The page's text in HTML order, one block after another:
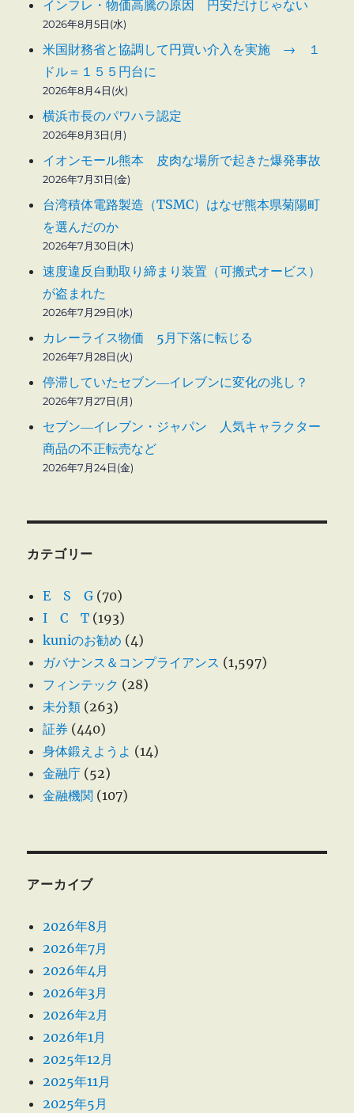
インフレ・物価高騰の原因 円安だけじゃない
2026年8月5日(水)
米国財務省と協調して円買い介入を実施 → １
ドル＝１５５円台に
2026年8月4日(火)
横浜市長のパワハラ認定
2026年8月3日(月)
イオンモール熊本 皮肉な場所で起きた爆発事故
2026年7月31日(金)
台湾積体電路製造（TSMC）はなぜ熊本県菊陽町
を選んだのか
2026年7月30日(木)
速度違反自動取り締まり装置（可搬式オービス）
が盗まれた
2026年7月29日(水)
カレーライス物価 5月下落に転じる
2026年7月28日(火)
停滞していたセブン―イレブンに変化の兆し？
2026年7月27日(月)
セブン―イレブン・ジャパン 人気キャラクター
商品の不正転売など
2026年7月24日(金)
カテゴリー
E S G (70)
I C T (193)
kuniのお勧め (4)
ガバナンス＆コンプライアンス (1,597)
フィンテック (28)
未分類 (263)
証券 (440)
身体鍛えようよ (14)
金融庁 (52)
金融機関 (107)
アーカイブ
2026年8月
2026年7月
2026年4月
2026年3月
2026年2月
2026年1月
2025年12月
2025年11月
2025年5月